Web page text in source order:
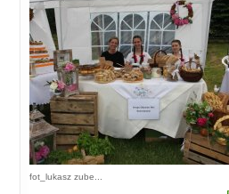
fot_lukasz zube...